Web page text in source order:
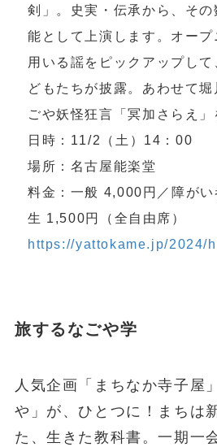
剣」。史実・伝承から、そ
能として上演します。オー
用いる謡をピックアップし
どもたちが披露。あわせて
ごや妖怪狂言「冥加さらえ」
日時：11/2（土）14：00
場所：名古屋能楽堂
料金：一般 4,000円／障が
生 1,500円（全自由席）
https://yattokame.jp/2024/
旅するなごや学
人気企画「まちなか寺子屋
や」が、ひとつに！まちは
た、生きた教科書。一期一